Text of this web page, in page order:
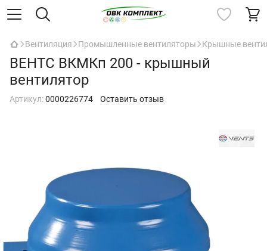
Вентиляция Промышленные вентиляторы Крышные
ВЕНТС ВКМКп 200 - крышный
вентилятор
Артикул:0000226774 Оставить отзыв